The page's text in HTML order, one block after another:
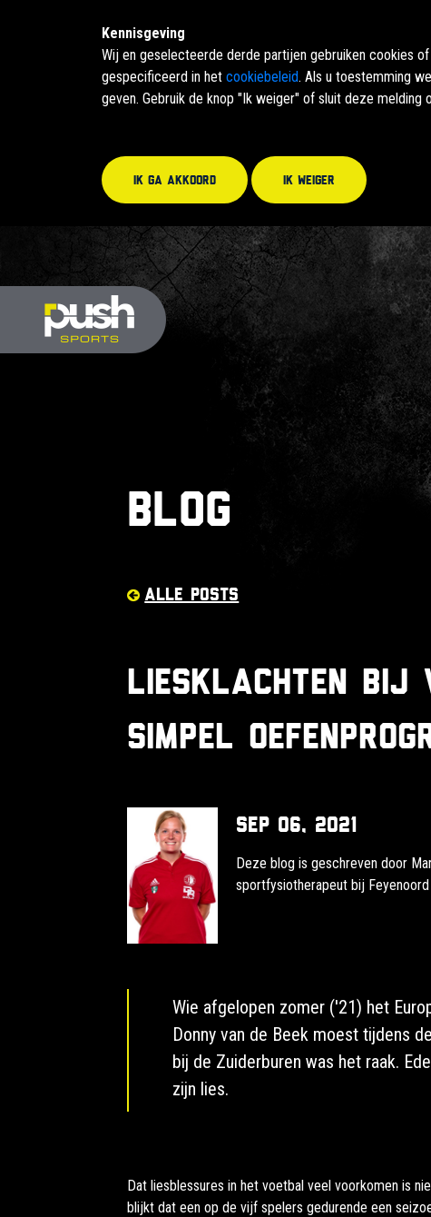
Kennisgeving
Wij en geselecteerde derde partijen gebruiken cookies
gespecificeerd in het cookiebeleid. Als u toestemming
geven. Gebruik de knop "Ik weiger" of sluit deze
Ik ga akkoord Ik weiger
Blog
Alle posts
Liesklachten bij
simpel
sep 06, 2021
Deze blog is geschreven door
sportfysiotherapeut bij
Wie afgelopen zomer ('21) het
Donny van de Beek moest tijdens
bij de Zuiderburen was het raak.
zijn lies.
Dat liesblessures in het voetbal veel voorkomen is
blijkt dat een op de vijf spelers gedurende een